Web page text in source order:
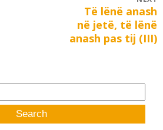
Next
post:
Të lënë anash
në jetë, të lënë
anash pas tij (III)